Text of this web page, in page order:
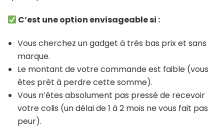
C’est une option envisageable si :
Vous cherchez un gadget à très bas prix et sans
marque.
Le montant de votre commande est faible (vous
êtes prêt à perdre cette somme).
Vous n’êtes absolument pas pressé de recevoir
votre colis (un délai de 1 à 2 mois ne vous fait pas
peur).